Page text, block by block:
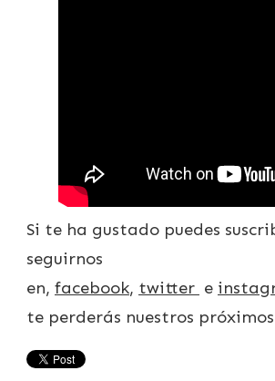
Si te ha gustado puedes
seguirnos
en, facebook, twitter e
te perderás nuestros